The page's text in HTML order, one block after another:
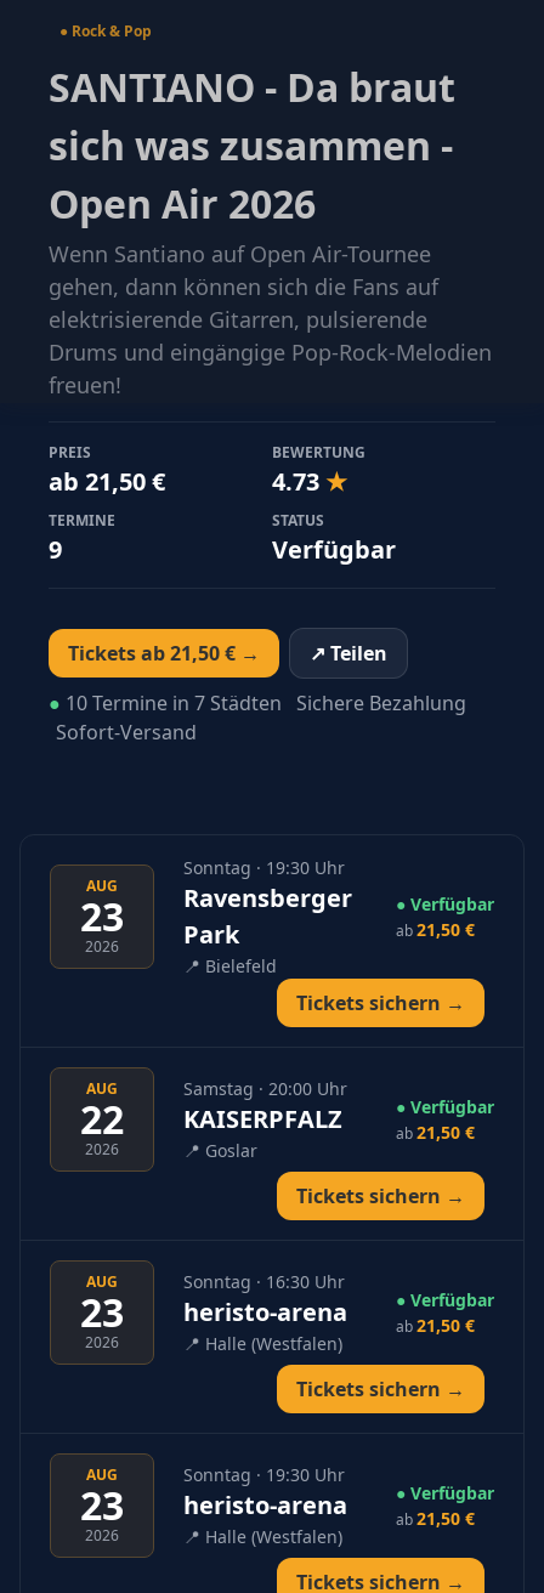
● Rock & Pop
SANTIANO - Da braut
sich was zusammen -
Open Air 2026
Wenn Santiano auf Open Air-Tournee
gehen, dann können sich die Fans auf
elektrisierende Gitarren, pulsierende
Drums und eingängige Pop-Rock-Melodien
freuen!
PREIS
ab 21,50 €
BEWERTUNG
4.73★
TERMINE
9
STATUS
Verfügbar
Tickets ab 21,50 € →
↗ Teilen
● 10 Termine in 7 Städten
Sichere Bezahlung
Sofort-Versand
AUG
23
2026
Sonntag · 19:30 Uhr
Ravensberger
Park
📍 Bielefeld
● Verfügbar
ab21,50 €
Tickets sichern →
AUG
22
2026
Samstag · 20:00 Uhr
KAISERPFALZ
📍 Goslar
● Verfügbar
ab21,50 €
Tickets sichern →
AUG
23
2026
Sonntag · 16:30 Uhr
heristo-arena
📍 Halle (Westfalen)
● Verfügbar
ab21,50 €
Tickets sichern →
AUG
23
2026
Sonntag · 19:30 Uhr
heristo-arena
📍 Halle (Westfalen)
● Verfügbar
ab21,50 €
Tickets sichern →